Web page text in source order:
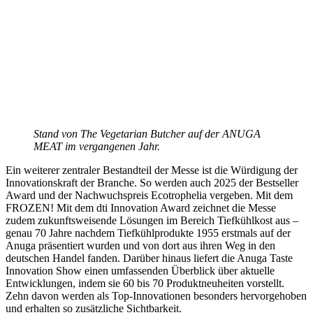
Stand von The Vegetarian Butcher auf der ANUGA
MEAT im vergangenen Jahr.
Ein weiterer zentraler Bestandteil der Messe ist die Würdigung der
Innovationskraft der Branche. So werden auch 2025 der Bestseller
Award und der Nachwuchspreis Ecotrophelia vergeben. Mit dem
FROZEN! Mit dem dti Innovation Award zeichnet die Messe
zudem zukunftsweisende Lösungen im Bereich Tiefkühlkost aus –
genau 70 Jahre nachdem Tiefkühlprodukte 1955 erstmals auf der
Anuga präsentiert wurden und von dort aus ihren Weg in den
deutschen Handel fanden. Darüber hinaus liefert die Anuga Taste
Innovation Show einen umfassenden Überblick über aktuelle
Entwicklungen, indem sie 60 bis 70 Produktneuheiten vorstellt.
Zehn davon werden als Top-Innovationen besonders hervorgehoben
und erhalten so zusätzliche Sichtbarkeit.